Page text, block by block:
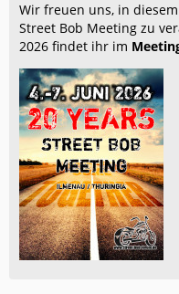
Wir freuen uns, in
Street Bob Meeting zu
2026 findet ihr im